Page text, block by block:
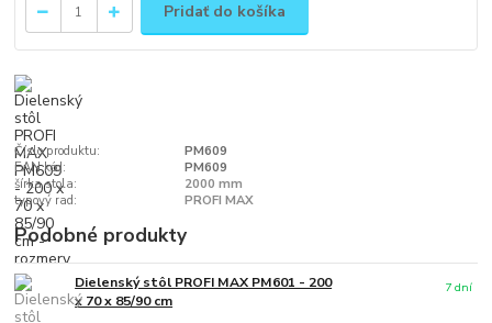
Pridať do košíka
Číslo produktu:
PM609
EAN kód:
PM609
šírka stola:
2000 mm
typový rad:
PROFI MAX
Podobné produkty
Dielenský stôl PROFI MAX PM601 - 200
x 70 x 85/90 cm
7 dní